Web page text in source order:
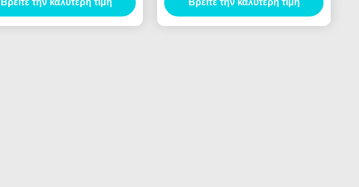
Eyeliner
Βρείτε την καλύτερη τιμή
Φρύδια Προσαρμοσμένο Πένα
Φρύδια Περιέχει
Βρείτε την καλύτερη τιμή